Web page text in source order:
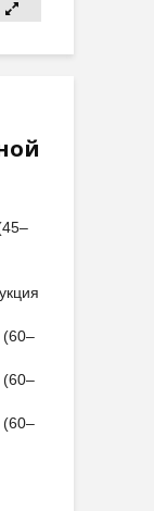
(60–
(60–
(60–